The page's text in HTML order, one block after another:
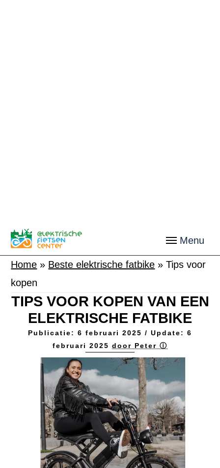
Home » Beste elektrische fatbike »Tips voor
kopen
TIPS VOOR KOPEN VAN EEN
ELEKTRISCHE FATBIKE
Publicatie: 6 februari 2025 / Update: 6
februari 2025 door Peter ⓘ